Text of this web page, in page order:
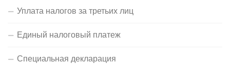
Уплата налогов за третьих лиц
Единый налоговый платеж
Специальная декларация